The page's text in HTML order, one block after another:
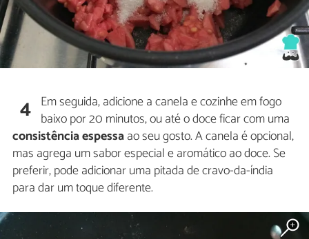
4 Em seguida, adicione a canela e cozinhe em fogo
baixo por 20 minutos, ou até o doce ficar com uma
consistência espessaao seu gosto. A canela é opcional,
mas agrega um sabor especial e aromático ao doce. Se
preferir, pode adicionar uma pitada de cravo-da-índia
para dar um toque diferente.